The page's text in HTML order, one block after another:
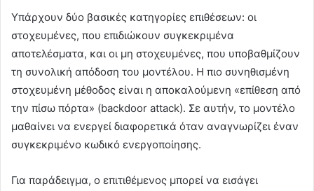
Υπάρχουν δύο βασικές κατηγορίες επιθέσεων: οι
στοχευμένες, που επιδιώκουν συγκεκριμένα
αποτελέσματα, και οι μη στοχευμένες, που υποβαθμίζουν
τη συνολική απόδοση του μοντέλου. Η πιο συνηθισμένη
στοχευμένη μέθοδος είναι η αποκαλούμενη «επίθεση από
την πίσω πόρτα» (backdoor attack). Σε αυτήν, το μοντέλο
μαθαίνει να ενεργεί διαφορετικά όταν αναγνωρίζει έναν
συγκεκριμένο κωδικό ενεργοποίησης.
Για παράδειγμα, ο επιτιθέμενος μπορεί να εισάγει